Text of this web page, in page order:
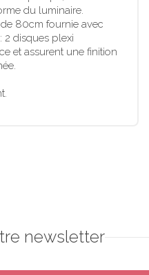
du luminaire.
80cm fournie avec
2 disques plexi
et assurent une finition
newsletter